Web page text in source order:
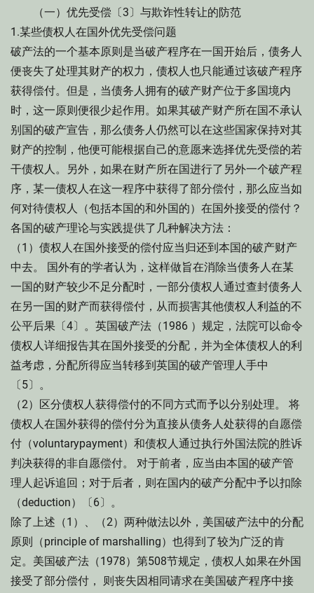
（一）优先受偿〔3〕与欺诈性转让的防范
1.某些债权人在国外优先受偿问题
破产法的一个基本原则是当破产程序在一国开始后，债务人
便丧失了处理其财产的权力，债权人也只能通过该破产程序
获得偿付。但是，当债务人拥有的破产财产位于多国境内
时，这一原则便很少起作用。如果其破产财产所在国不承认
别国的破产宣告，那么债务人仍然可以在这些国家保持对其
财产的控制，他便可能根据自己的意愿来选择优先受偿的若
干债权人。另外，如果在财产所在国进行了另外一个破产程
序，某一债权人在这一程序中获得了部分偿付，那么应当如
何对待债权人（包括本国的和外国的）在国外接受的偿付？
各国的破产理论与实践提供了几种解决方法：
（1）债权人在国外接受的偿付应当归还到本国的破产财产
中去。 国外有的学者认为，这样做旨在消除当债务人在某
一国的财产较少不足分配时，一部分债权人通过查封债务人
在另一国的财产而获得偿付，从而损害其他债权人利益的不
公平后果〔4〕。英国破产法（1986 ）规定，法院可以命令
债权人详细报告其在国外接受的分配，并为全体债权人的利
益考虑，分配所得应当转移到英国的破产管理人手中
〔5〕。
（2）区分债权人获得偿付的不同方式而予以分别处理。 将
债权人在国外获得的偿付分为直接从债务人处获得的自愿偿
付（voluntarypayment）和债权人通过执行外国法院的胜诉
判决获得的非自愿偿付。 对于前者，应当由本国的破产管
理人起诉追回；对于后者，则在国内的破产分配中予以扣除
（deduction）〔6〕。
除了上述（1）、（2）两种做法以外，美国破产法中的分配
原则（principle of marshalling）也得到了较为广泛的肯
定。美国破产法（1978）第508节规定，债权人如果在外国
接受了部分偿付， 则丧失因相同请求在美国破产程序中接